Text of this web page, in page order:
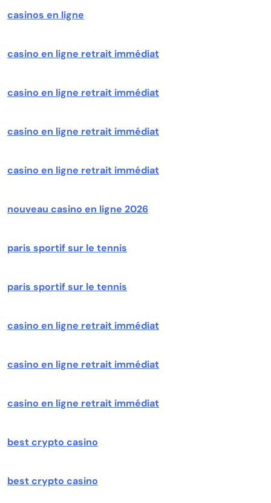
casinos en ligne
casino en ligne retrait immédiat
casino en ligne retrait immédiat
casino en ligne retrait immédiat
casino en ligne retrait immédiat
nouveau casino en ligne 2026
paris sportif sur le tennis
paris sportif sur le tennis
casino en ligne retrait immédiat
casino en ligne retrait immédiat
casino en ligne retrait immédiat
best crypto casino
best crypto casino